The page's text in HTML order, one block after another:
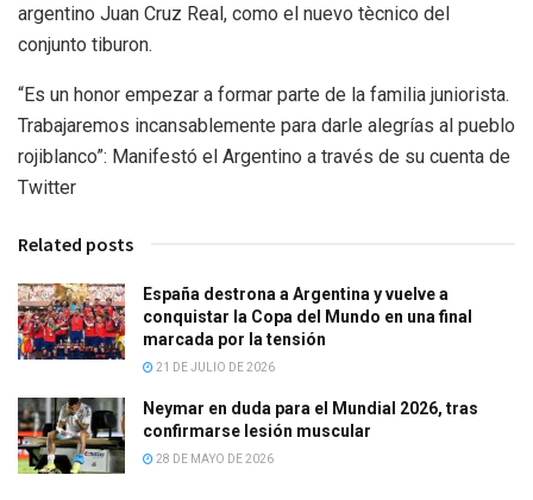
argentino Juan Cruz Real, como el nuevo tècnico del
conjunto tiburon.
“Es un honor empezar a formar parte de la familia juniorista.
Trabajaremos incansablemente para darle alegrías al pueblo
rojiblanco”: Manifestó el Argentino a través de su cuenta de
Twitter
Related posts
España destrona a Argentina y vuelve a
conquistar la Copa del Mundo en una final
marcada por la tensión
21 DE JULIO DE 2026
Neymar en duda para el Mundial 2026, tras
confirmarse lesión muscular
28 DE MAYO DE 2026